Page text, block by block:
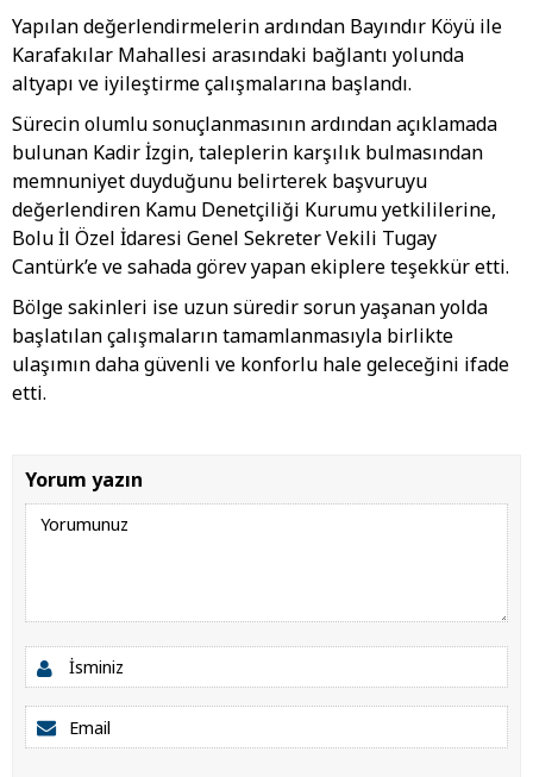
Yapılan değerlendirmelerin ardından Bayındır Köyü ile
Karafakılar Mahallesi arasındaki bağlantı yolunda
altyapı ve iyileştirme çalışmalarına başlandı.
Sürecin olumlu sonuçlanmasının ardından açıklamada
bulunan Kadir İzgin, taleplerin karşılık bulmasından
memnuniyet duyduğunu belirterek başvuruyu
değerlendiren Kamu Denetçiliği Kurumu yetkililerine,
Bolu İl Özel İdaresi Genel Sekreter Vekili Tugay
Cantürk’e ve sahada görev yapan ekiplere teşekkür etti.
Bölge sakinleri ise uzun süredir sorun yaşanan yolda
başlatılan çalışmaların tamamlanmasıyla birlikte
ulaşımın daha güvenli ve konforlu hale geleceğini ifade
etti.
Yorum yazın